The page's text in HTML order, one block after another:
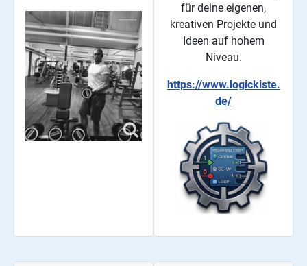
für deine eigenen,
kreativen Projekte und
Ideen auf hohem
Niveau.
https://www.logickiste.
de/